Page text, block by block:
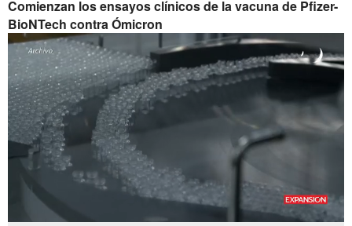
Comienzan los ensayos clínicos de la vacuna de Pfizer-
BioNTech contra Ómicron
Unmute
53.02%